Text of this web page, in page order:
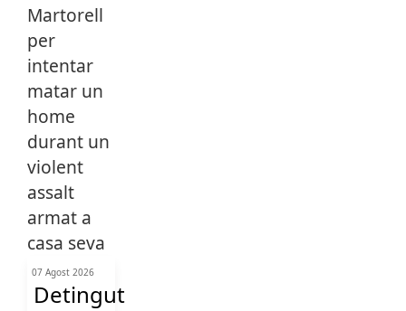
07 Agost 2026
Detingut